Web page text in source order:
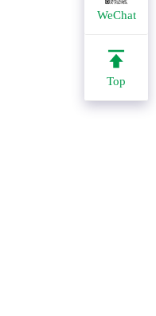
WeChat
Top